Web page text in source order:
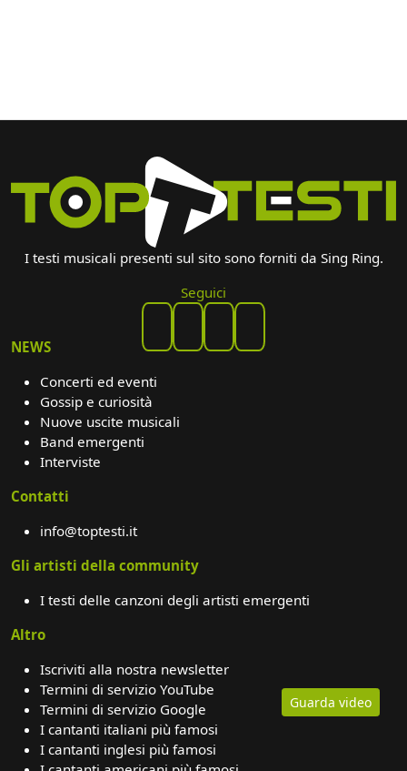
Guarda video
I testi musicali presenti sul sito sono forniti da Sing Ring.
Seguici
NEWS
Concerti ed eventi
Gossip e curiosità
Nuove uscite musicali
Band emergenti
Interviste
Contatti
info@toptesti.it
Gli artisti della community
I testi delle canzoni degli artisti emergenti
Altro
Iscriviti alla nostra newsletter
Termini di servizio YouTube
Termini di servizio Google
I cantanti italiani più famosi
I cantanti inglesi più famosi